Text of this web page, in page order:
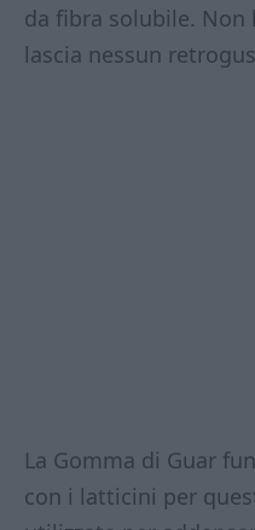
da fibra solubile. Non
lascia nessun
La Gomma di Guar
con i latticini per